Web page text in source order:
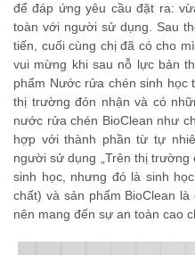
để đáp ứng yêu cầu đặt ra:
toàn với người sử dụng. Sau
tiến, cuối cùng chị đã có cho
vui mừng khi sau nỗ lực bản
phẩm Nước rửa chén sinh học
thị trường đón nhận và có
nước rửa chén BioClean như
hợp với thành phần từ tự
người sử dụng „Trên thị
sinh học, nhưng đó là sinh
chất) và sản phẩm BioClean
nên mang đến sự an toàn cao